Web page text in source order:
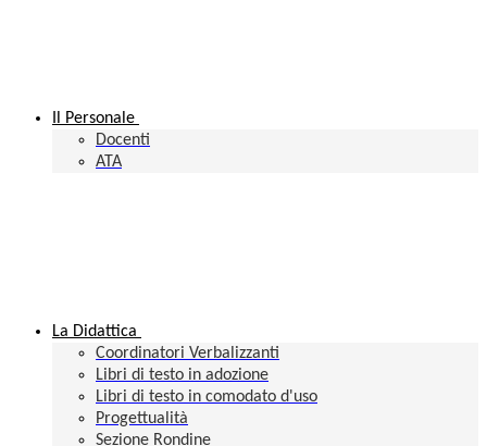
Il Personale
Docenti
ATA
La Didattica
Coordinatori Verbalizzanti
Libri di testo in adozione
Libri di testo in comodato d'uso
Progettualità
Sezione Rondine